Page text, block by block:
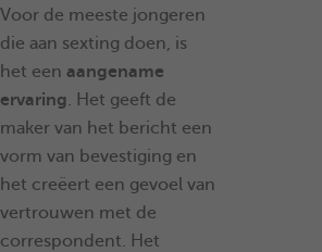
Voor de meeste jongeren
die aan sexting doen, is
het een aangename
ervaring. Het geeft de
maker van het bericht een
vorm van bevestiging en
het creëert een gevoel van
vertrouwen met de
correspondent. Het